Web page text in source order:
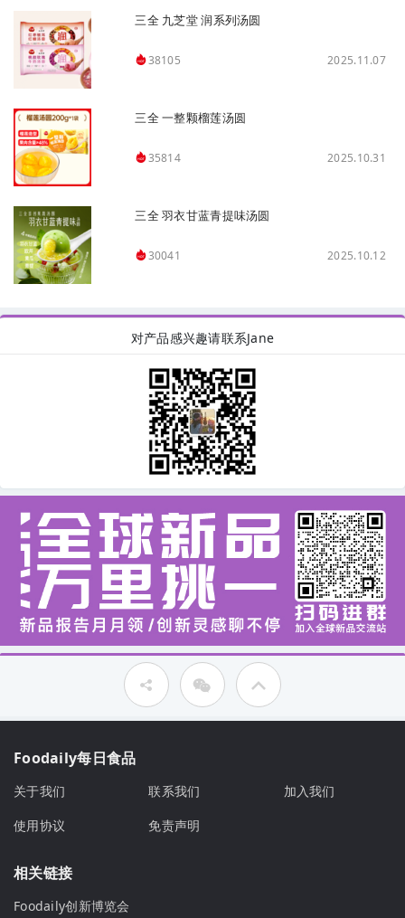
三全 九芝堂 润系列汤圆
38105 2025.11.07
三全 一整颗榴莲汤圆
35814 2025.10.31
三全 羽衣甘蓝青提味汤圆
30041 2025.10.12
对产品感兴趣请联系Jane
Foodaily每日食品
关于我们 联系我们
加入我们
使用协议
免责声明
相关链接
Foodaily创新博览会